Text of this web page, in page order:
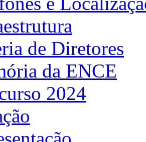
de Diretores
da ENCE
2024